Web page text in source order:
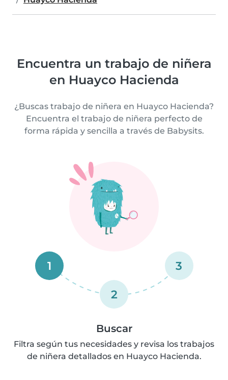
Encuentra un trabajo de niñera
en Huayco Hacienda
¿Buscas trabajo de niñera en Huayco Hacienda?
Encuentra el trabajo de niñera perfecto de
forma rápida y sencilla a través de Babysits.
1
2
3
Buscar
Filtra según tus necesidades y revisa los trabajos
de niñera detallados en Huayco Hacienda.